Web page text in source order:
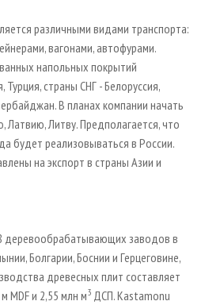
различными видами транспорта:
вагонами, автофурами.
напольных покрытий
страны СНГ - Белоруссия,
В планах компании начать
Латвию, Литву. Предполагается, что
будет реализовываться в России.
на экспорт в страны Азии и
деревообрабатывающих заводов в
Болгарии, Боснии и Герцеговине,
древесных плит составляет
MDF и 2,55 млн м3 ДСП. Kastamonu